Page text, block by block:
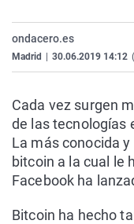
ondacero.es
Madrid 30.06.2019 14:12
Cada vez surgen
de las tecnologías
La más conocida y
bitcoin a la cual le
Facebook ha
Bitcoin ha hecho